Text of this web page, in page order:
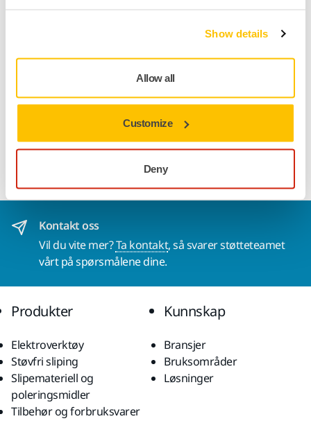
Show details
Allow all
Customize
Deny
Tekniske detaljer Nedlastinger
Myk 135 mm støtteplate. M14-feste. For bruk med 150 mm
Kontakt oss
Vil du vite mer?Ta kontakt, så svarer støtteteamet
vårt på spørsmålene dine.
Produkter
Elektroverktøy
Støvfri sliping
Slipemateriell og
poleringsmidler
Tilbehør og forbruksvarer
Kunnskap
Bransjer
Bruksområder
Løsninger